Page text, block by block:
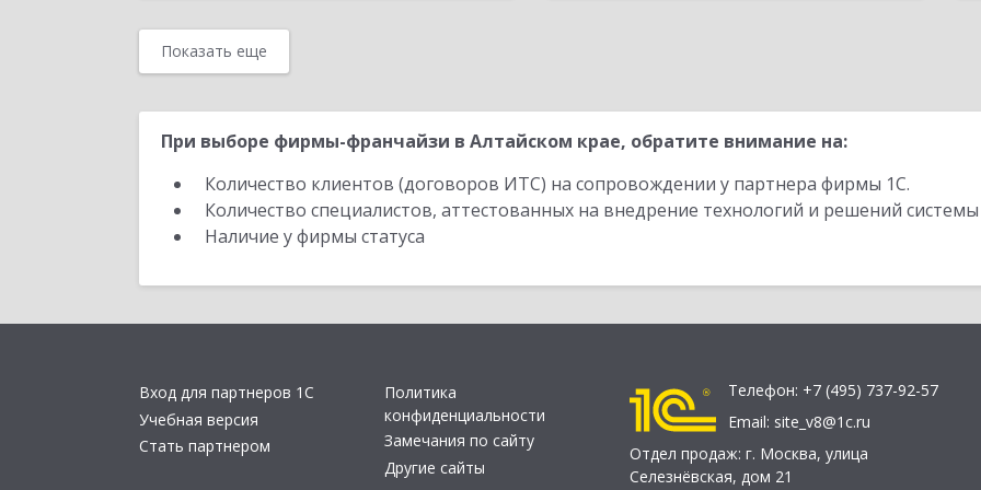
Показать еще
При выборе фирмы-франчайзи в Алтайском крае, обратите внимание на:
Количество клиентов (договоров ИТС) на сопровождении у партнера фирмы 1С.
Количество специалистов, аттестованных на внедрение технологий и решений
Наличие у фирмы статуса
Вход для партнеров 1С
Учебная версия
Стать партнером
Политика
конфиденциальности
Замечания по сайту
Другие сайты
Телефон: +7 (495) 737-92-57
Email: site_v8@1c.ru
Отдел продаж: г. Москва, улица
Селезнёвская, дом 21